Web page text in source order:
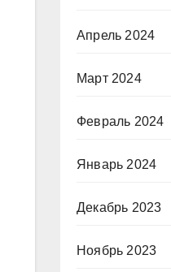
Апрель 2024
Март 2024
Февраль 2024
Январь 2024
Декабрь 2023
Ноябрь 2023